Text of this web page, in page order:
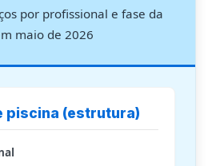
por profissional e fase da
maio de 2026
piscina (estrutura)